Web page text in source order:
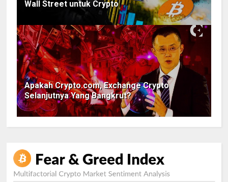
Wall Street untuk Crypto
Apakah Crypto.com, Exchange Crypto
Selanjutnya Yang Bangkrut?